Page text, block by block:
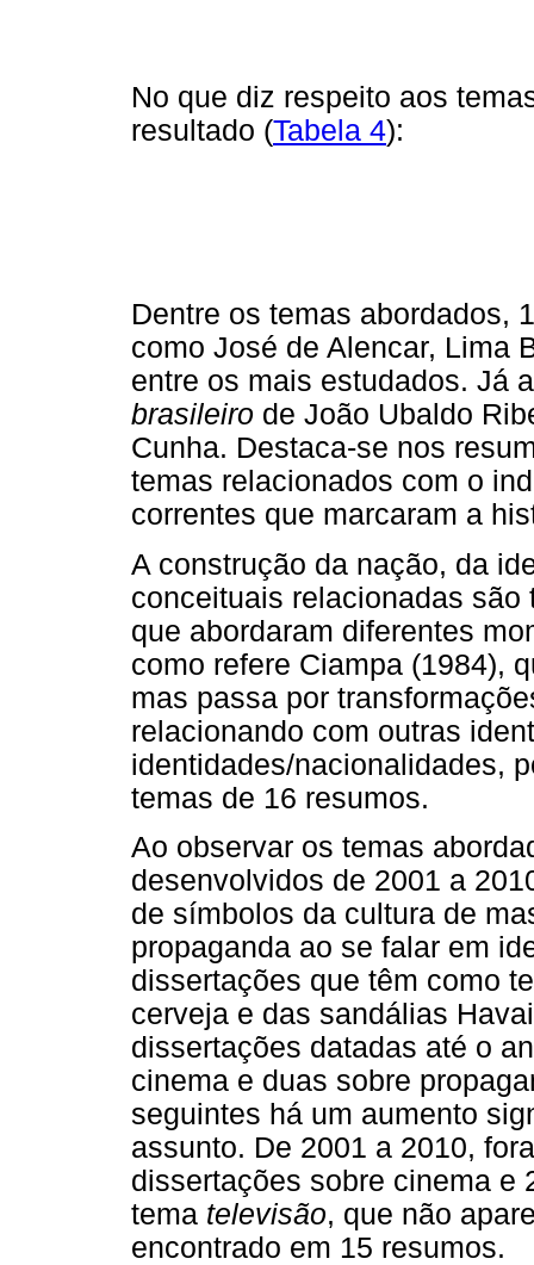
No que diz respeito aos
resultado (Tabela 4):
Dentre os temas abordados,
como José de Alencar, Lima
entre os mais estudados. Já
brasileiro de João Ubaldo
Cunha. Destaca-se nos
temas relacionados com o
correntes que marcaram a
A construção da nação, da
conceituais relacionadas
que abordaram diferentes
como refere Ciampa (1984),
mas passa por
relacionando com outras
identidades/nacionalidades,
temas de 16 resumos.
Ao observar os temas
desenvolvidos de 2001 a
de símbolos da cultura de
propaganda ao se falar em
dissertações que têm como
cerveja e das sandálias
dissertações datadas até o
cinema e duas sobre
seguintes há um aumento
assunto. De 2001 a 2010,
dissertações sobre cinema e
tema televisão, que não
encontrado em 15 resumos.